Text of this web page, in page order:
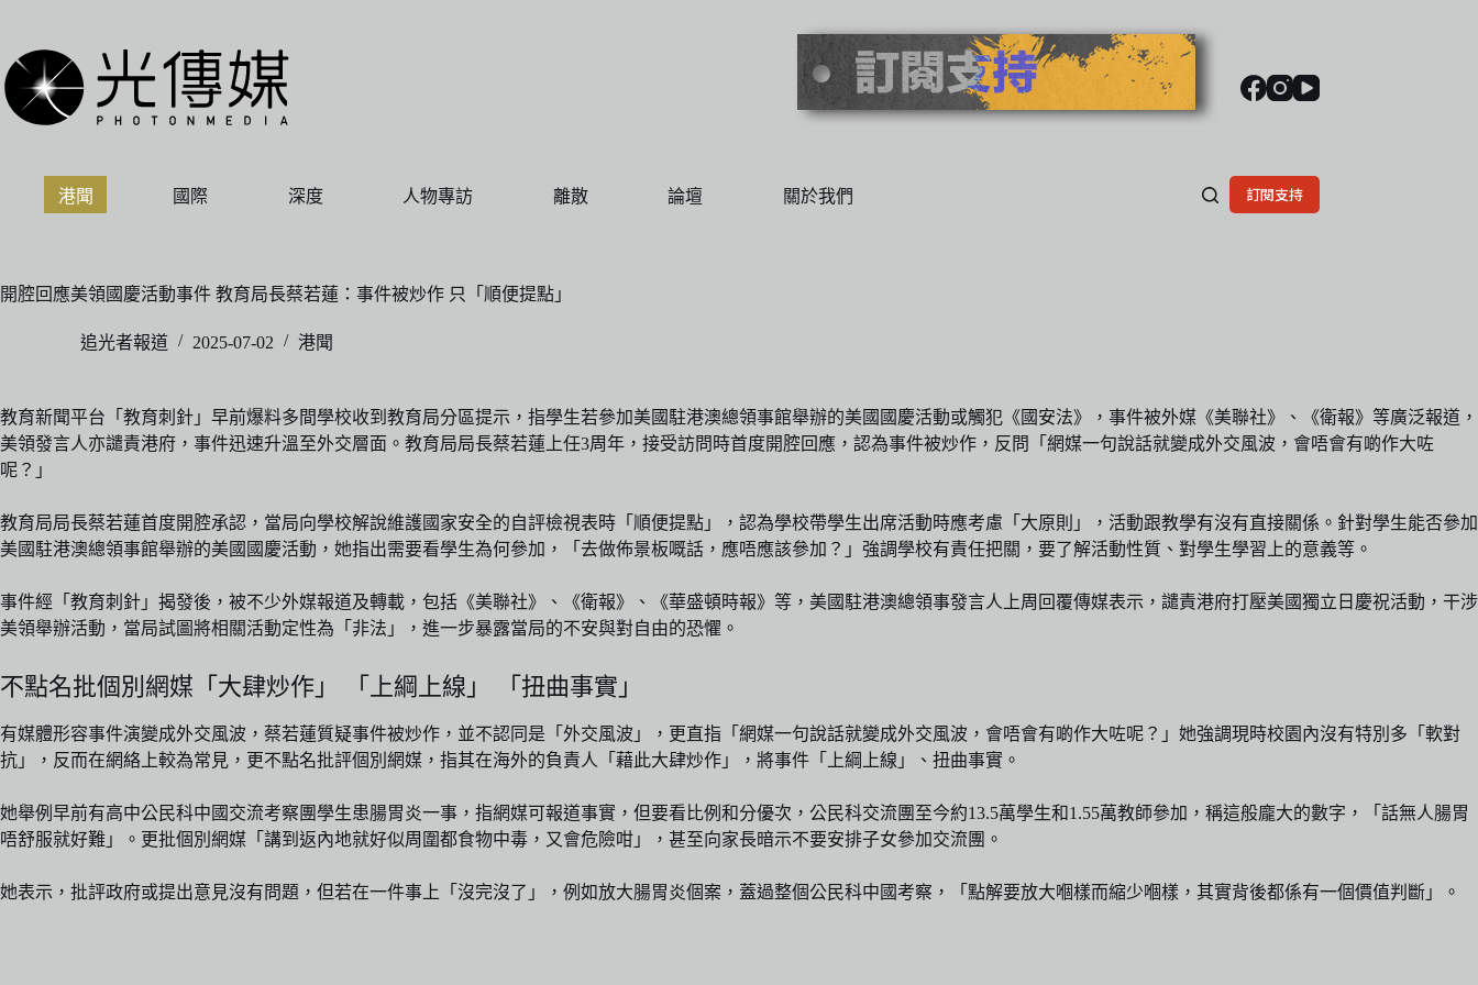
主
要
內
港聞 國際 深度 人物專訪 離散 論壇 關於我們 訂閱支持
開腔回應美領國慶活動事件 教育局長蔡若蓮：事件被炒作 只「順便提點」
追光者報道 2025-07-02 港聞
教育新聞平台「教育刺針」早前爆料多間學校收到教育局分區提示，指學生若參加美國駐港澳總領事館舉辦的美國國慶活動或觸犯《國安法》，事件被外媒《美聯社》、《衛報》等廣泛報道，
美領發言人亦譴責港府，事件迅速升溫至外交層面。教育局局長蔡若蓮上任3周年，接受訪問時首度開腔回應，認為事件被炒作，反問「網媒一句說話就變成外交風波，會唔會有啲作大咗
呢？」
教育局局長蔡若蓮首度開腔承認，當局向學校解說維護國家安全的自評檢視表時「順便提點」，認為學校帶學生出席活動時應考慮「大原則」，活動跟教學有沒有直接關係。針對學生能否參加
美國駐港澳總領事館舉辦的美國國慶活動，她指出需要看學生為何參加，「去做佈景板嘅話，應唔應該參加？」強調學校有責任把關，要了解活動性質、對學生學習上的意義等。
事件經「教育刺針」揭發後，被不少外媒報道及轉載，包括《美聯社》、《衛報》、《華盛頓時報》等，美國駐港澳總領事發言人上周回覆傳媒表示，譴責港府打壓美國獨立日慶祝活動，干涉
美領舉辦活動，當局試圖將相關活動定性為「非法」，進一步暴露當局的不安與對自由的恐懼。
不點名批個別網媒「大肆炒作」 「上綱上線」 「扭曲事實」
有媒體形容事件演變成外交風波，蔡若蓮質疑事件被炒作，並不認同是「外交風波」，更直指「網媒一句說話就變成外交風波，會唔會有啲作大咗呢？」她強調現時校園內沒有特別多「軟對
抗」，反而在網絡上較為常見，更不點名批評個別網媒，指其在海外的負責人「藉此大肆炒作」，將事件「上綱上線」、扭曲事實。
她舉例早前有高中公民科中國交流考察團學生患腸胃炎一事，指網媒可報道事實，但要看比例和分優次，公民科交流團至今約13.5萬學生和1.55萬教師參加，稱這般龐大的數字，「話無人腸胃
唔舒服就好難」。更批個別網媒「講到返內地就好似周圍都食物中毒，又會危險咁」，甚至向家長暗示不要安排子女參加交流團。
她表示，批評政府或提出意見沒有問題，但若在一件事上「沒完沒了」，例如放大腸胃炎個案，蓋過整個公民科中國考察，「點解要放大嗰樣而縮少嗰樣，其實背後都係有一個價值判斷」。